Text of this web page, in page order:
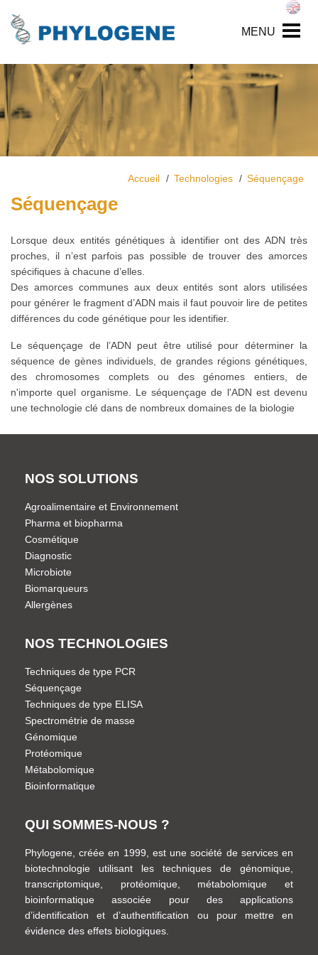
MENU
Accueil Technologies Séquençage
Séquençage
Lorsque deux entités génétiques à identifier ont des ADN très
proches, il n’est parfois pas possible de trouver des amorces
spécifiques à chacune d’elles.
Des amorces communes aux deux entités sont alors utilisées
pour générer le fragment d’ADN mais il faut pouvoir lire de petites
différences du code génétique pour les identifier.
Le séquençage de l’ADN peut être utilisé pour déterminer la
séquence de gènes individuels, de grandes régions génétiques,
des chromosomes complets ou des génomes entiers, de
n'importe quel organisme. Le séquençage de l'ADN est devenu
une technologie clé dans de nombreux domaines de la biologie
NOS SOLUTIONS
Agroalimentaire et Environnement
Pharma et biopharma
Cosmétique
Diagnostic
Microbiote
Biomarqueurs
Allergènes
NOS TECHNOLOGIES
Techniques de type PCR
Séquençage
Techniques de type ELISA
Spectrométrie de masse
Génomique
Protéomique
Métabolomique
Bioinformatique
QUI SOMMES-NOUS ?
Phylogene, créée en 1999, est une société de services en
biotechnologie utilisant les techniques de génomique,
transcriptomique, protéomique, métabolomique et
bioinformatique associée pour des applications
d’identification et d’authentification ou pour mettre en
évidence des effets biologiques.